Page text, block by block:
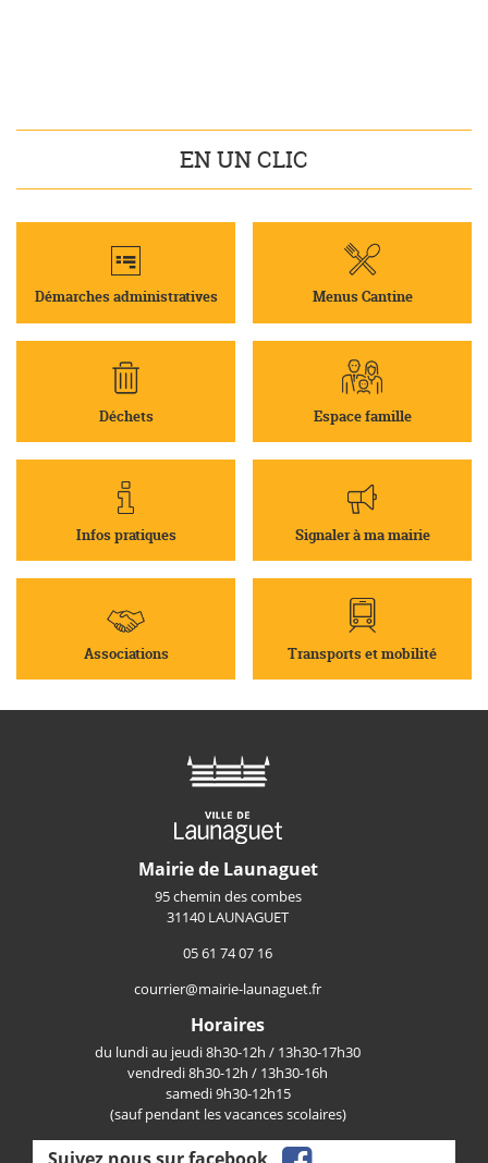
EN UN CLIC
Démarches administratives Menus Cantine
Déchets Espace famille
Infos pratiques Signaler à ma mairie
Associations Transports et mobilité
Mairie de Launaguet
95 chemin des combes
31140 LAUNAGUET
05 61 74 07 16
courrier@mairie-launaguet.fr
Horaires
du lundi au jeudi 8h30-12h / 13h30-17h30
vendredi 8h30-12h / 13h30-16h
samedi 9h30-12h15
(sauf pendant les vacances scolaires)